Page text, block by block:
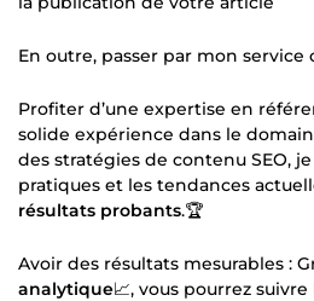
En outre, passer par mon service
Profiter d’une expertise en
solide expérience dans le
des stratégies de contenu SEO,
pratiques et les tendances
résultats probants.🏆
Avoir des résultats mesurables :
analytique📈, vous pourrez